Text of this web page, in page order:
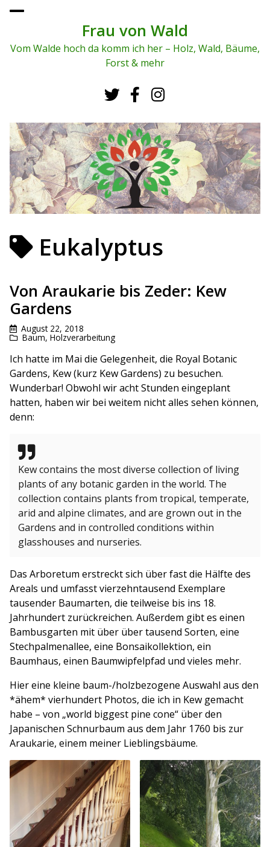
To
me
Frau von Wald
Vom Walde hoch da komm ich her – Holz, Wald, Bäume,
Forst & mehr
Eukalyptus
Von Araukarie bis Zeder: Kew
Gardens
August 22, 2018
Baum, Holzverarbeitung
Ich hatte im Mai die Gelegenheit, die Royal Botanic
Gardens, Kew (kurz Kew Gardens) zu besuchen.
Wunderbar! Obwohl wir acht Stunden eingeplant
hatten, haben wir bei weitem nicht alles sehen können,
denn:
Kew contains the most diverse collection of living
plants of any botanic garden in the world. The
collection contains plants from tropical, temperate,
arid and alpine climates, and are grown out in the
Gardens and in controlled conditions within
glasshouses and nurseries.
Das Arboretum erstreckt sich über fast die Hälfte des
Areals und umfasst vierzehntausend Exemplare
tausender Baumarten, die teilweise bis ins 18.
Jahrhundert zurückreichen. Außerdem gibt es einen
Bambusgarten mit über über tausend Sorten, eine
Stechpalmenallee, eine Bonsaikollektion, ein
Baumhaus, einen Baumwipfelpfad und vieles mehr.
Hier eine kleine baum-/holzbezogene Auswahl aus den
*ähem* vierhundert Photos, die ich in Kew gemacht
habe – von „world biggest pine cone“ über den
Japanischen Schnurbaum aus dem Jahr 1760 bis zur
Araukarie, einem meiner Lieblingsbäume.